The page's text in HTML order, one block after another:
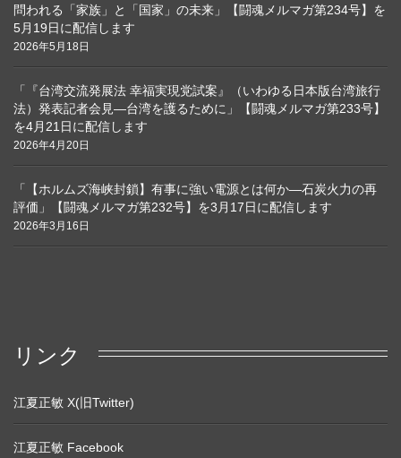
問われる「家族」と「国家」の未来」【闘魂メルマガ第234号】を
5月19日に配信します
2026年5月18日
「『台湾交流発展法 幸福実現党試案』（いわゆる日本版台湾旅行
法）発表記者会見―台湾を護るために」【闘魂メルマガ第233号】
を4月21日に配信します
2026年4月20日
「【ホルムズ海峡封鎖】有事に強い電源とは何か―石炭火力の再
評価」【闘魂メルマガ第232号】を3月17日に配信します
2026年3月16日
リンク
江夏正敏 X(旧Twitter)
江夏正敏 Facebook